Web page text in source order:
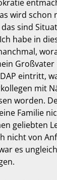
wird schon
sind
habe in
Großvater
eintritt,
mit
worden.
Familie
geliebten
nicht von
es